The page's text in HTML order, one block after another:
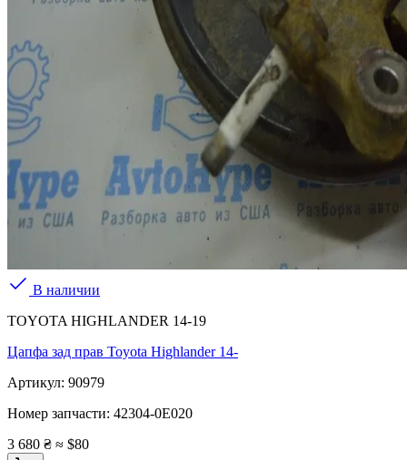
В наличии
TOYOTA HIGHLANDER 14-19
Цапфа зад прав Toyota Highlander 14-
Артикул: 90979
Номер запчасти: 42304-0E020
3 680 ₴ ≈ $80